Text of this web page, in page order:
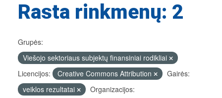
Rasta rinkmenų: 2
Grupės:
Viešojo sektoriaus subjektų finansiniai rodikliai
Licencijos:
Creative Commons Attribution
Gairės:
veiklos rezultatai
Organizacijos: